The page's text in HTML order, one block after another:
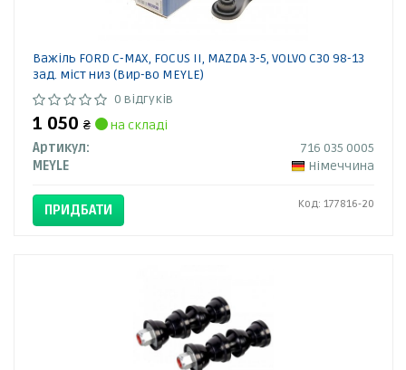
Важіль FORD C-MAX, FOCUS II, MAZDA 3-5, VOLVO C30 98-13
зад. міст низ (Вир-во MEYLE)
0 відгуків
1 050 ₴
на складі
Артикул:
716 035 0005
MEYLE
Німеччина
ПРИДБАТИ Код: 177816-20